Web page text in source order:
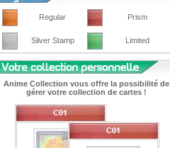
Regular Prism
Silver Stamp Limited
Anime Collection vous offre la possibilité de
gérer votre collection de cartes !